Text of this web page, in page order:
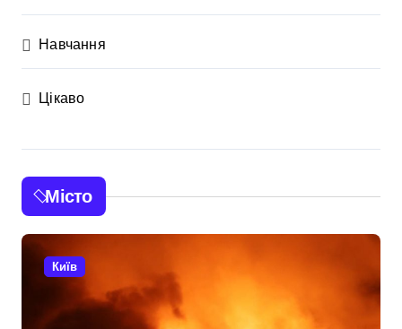
Навчання
Цікаво
Місто
Київ